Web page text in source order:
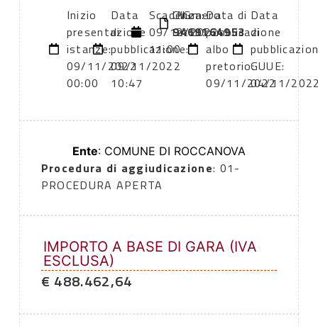
Inizio
presentazione
istanze:
09/11/2022
00:00
Data
di
pubblicazione:
09/11/2022
10:47
Scadenza:
09/12/2022
11:00
Numero
atto:
CIG:
9469164953
Data di
pubblicazione
albo
pretorio:
09/11/2022
Data
di
GUUE:
04/11/
Ente: COMUNE DI ROCCANOVA
Procedura di aggiudicazione: 01-
PROCEDURA APERTA
IMPORTO A BASE DI GARA (IVA
ESCLUSA)
€ 488.462,64